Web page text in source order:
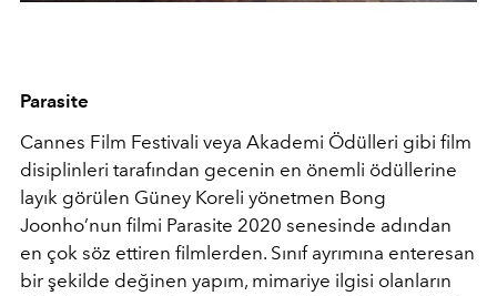
Parasite
Cannes Film Festivali veya Akademi Ödülleri gibi film
disiplinleri tarafından gecenin en önemli ödüllerine
layık görülen Güney Koreli yönetmen Bong
Joonho’nun filmi Parasite 2020 senesinde adından
en çok söz ettiren filmlerden. Sınıf ayrımına enteresan
bir şekilde değinen yapım, mimariye ilgisi olanların